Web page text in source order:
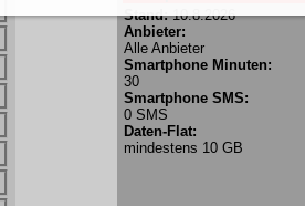
Stand:10.8.2026
Anbieter:
Alle Anbieter
Smartphone Minuten:
30
Smartphone SMS:
0 SMS
Daten-Flat:
mindestens 10 GB